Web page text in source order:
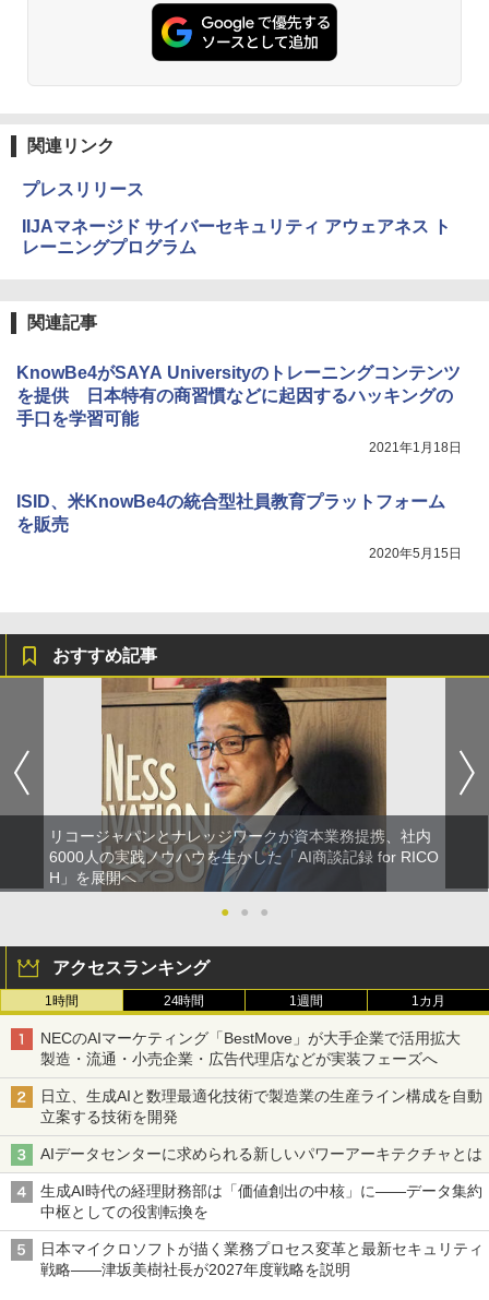
関連リンク
プレスリリース
IIJAマネージド サイバーセキュリティ アウェアネス ト
レーニングプログラム
関連記事
KnowBe4がSAYA Universityのトレーニングコンテンツ
を提供 日本特有の商習慣などに起因するハッキングの
手口を学習可能
2021年1月18日
ISID、米KnowBe4の統合型社員教育プラットフォーム
を販売
2020年5月15日
おすすめ記事
リコージャパンとナレッジワークが資本業務提携、社内
6000人の実践ノウハウを生かした「AI商談記録 for RICO
H」を展開へ
●
● ●
アクセスランキング
1時間 24時間 1週間 1カ月
NECのAIマーケティング「BestMove」が大手企業で活用拡大
製造・流通・小売企業・広告代理店などが実装フェーズへ
日立、生成AIと数理最適化技術で製造業の生産ライン構成を自動
立案する技術を開発
AIデータセンターに求められる新しいパワーアーキテクチャとは
生成AI時代の経理財務部は「価値創出の中核」に――データ集約
中枢としての役割転換を
日本マイクロソフトが描く業務プロセス変革と最新セキュリティ
戦略――津坂美樹社長が2027年度戦略を説明